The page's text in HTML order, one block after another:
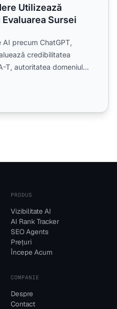
Utilizează
Sursei
precum ChatGPT,
credibilitatea
T, autoritatea domeniului,
PRODUS
Vizibilitate AI
AI Rank Tracker
SEO Agents
Prețuri
Începe Acum
COMPANIE
Despre
Contact